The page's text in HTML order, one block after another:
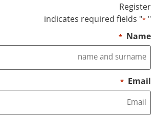
Register
"
*
" indicates required fields
Name
*
Email
*